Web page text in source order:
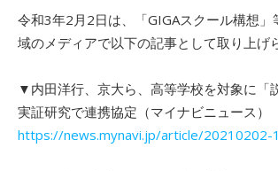
令和3年2月2日は、「GIGAスクール構想」
域のメディアで以下の記事として取り上げ
▼内田洋行、京大ら、高等学校を対象に「
実証研究で連携協定（マイナビニュース）
https://news.mynavi.jp/article/